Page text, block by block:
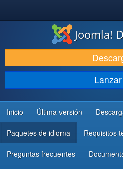
DESCARGAR
DESCUBRE Y APRENDE
COMUNIDAD Y AYUDA
RECURSOS PARA DESARROLLADORES
Joomla!
Lanzar
Inicio Última versión
Paquetes de idioma Requisitos
Preguntas frecuentes